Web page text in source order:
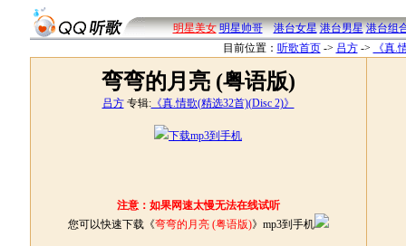
明星美女 明星帅哥 港台女星 港台男星 港台组
目前位置： 听歌首页 -> 吕方 -> 《真.
弯弯的月亮 (粤语版)
吕方专辑:《真.情歌(精选32首)(Disc 2)》
下载mp3到手机
注意：如果网速太慢无法在线试听
您可以快速下载《弯弯的月亮 (粤语版)》mp3到手机